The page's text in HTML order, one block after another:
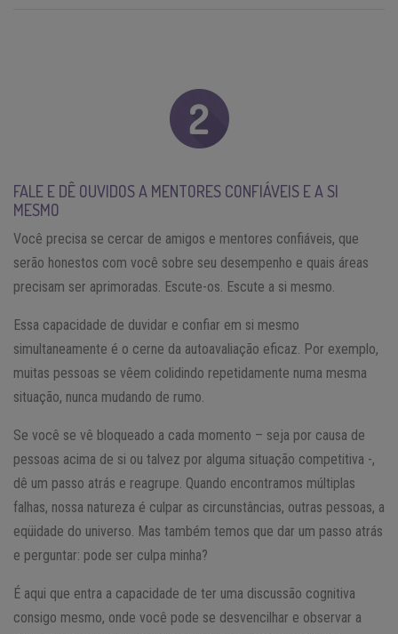
FALE E DÊ OUVIDOS A MENTORES CONFIÁVEIS E A SI
MESMO
Você precisa se cercar de amigos e mentores confiáveis, que
serão honestos com você sobre seu desempenho e quais áreas
precisam ser aprimoradas. Escute-os. Escute a si mesmo.
Essa capacidade de duvidar e confiar em si mesmo
simultaneamente é o cerne da autoavaliação eficaz. Por exemplo,
muitas pessoas se vêem colidindo repetidamente numa mesma
situação, nunca mudando de rumo.
Se você se vê bloqueado a cada momento – seja por causa de
pessoas acima de si ou talvez por alguma situação competitiva -,
dê um passo atrás e reagrupe. Quando encontramos múltiplas
falhas, nossa natureza é culpar as circunstâncias, outras pessoas, a
eqüidade do universo. Mas também temos que dar um passo atrás
e perguntar: pode ser culpa minha?
É aqui que entra a capacidade de ter uma discussão cognitiva
consigo mesmo, onde você pode se desvencilhar e observar a